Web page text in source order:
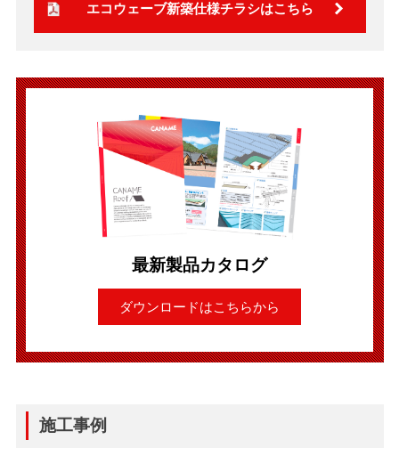
エコウェーブ新築仕様チラシはこちら
最新製品カタログ
ダウンロードはこちらから
施工事例